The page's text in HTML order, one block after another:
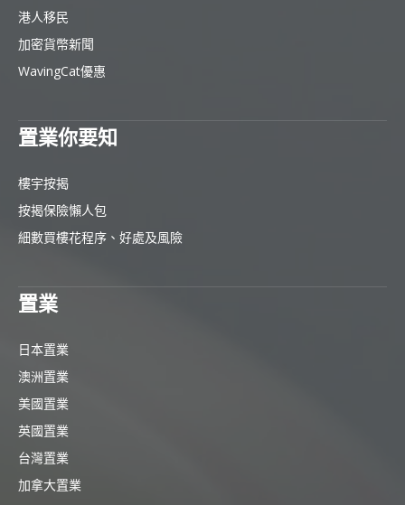
港人移民
加密貨幣新聞
WavingCat優惠
置業你要知
樓宇按揭
按揭保險懶人包
細數買樓花程序、好處及風險
置業
日本置業
澳洲置業
美國置業
英國置業
台灣置業
加拿大置業